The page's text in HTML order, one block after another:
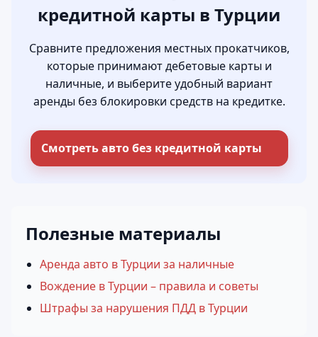
кредитной карты в Турции
Сравните предложения местных прокатчиков,
которые принимают дебетовые карты и
наличные, и выберите удобный вариант
аренды без блокировки средств на кредитке.
Смотреть авто без кредитной карты
Полезные материалы
Аренда авто в Турции за наличные
Вождение в Турции – правила и советы
Штрафы за нарушения ПДД в Турции